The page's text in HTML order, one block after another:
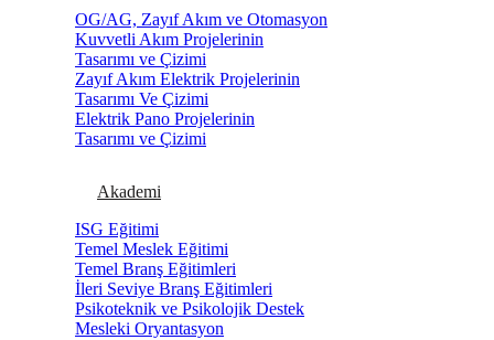
OG/AG, Zayıf Akım ve Otomasyon
Kuvvetli Akım Projelerinin
Tasarımı ve Çizimi
Zayıf Akım Elektrik Projelerinin
Tasarımı Ve Çizimi
Elektrik Pano Projelerinin
Tasarımı ve Çizimi
Akademi
ISG Eğitimi
Temel Meslek Eğitimi
Temel Branş Eğitimleri
İleri Seviye Branş Eğitimleri
Psikoteknik ve Psikolojik Destek
Mesleki Oryantasyon